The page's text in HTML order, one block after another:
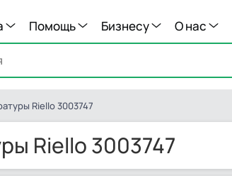
Помощь Бизнесу О нас
Riello 3003747
Riello 3003747